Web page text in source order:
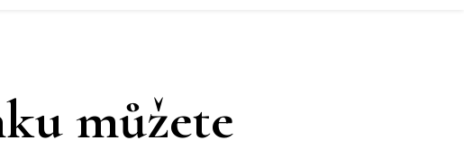
můžete